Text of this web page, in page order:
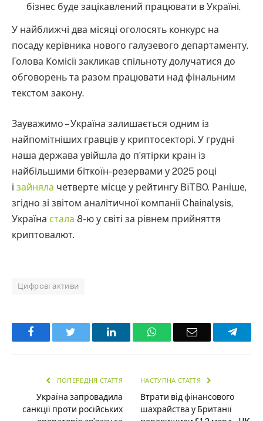
бізнес буде зацікавлений працювати в Україні.
У найближчі два місяці оголосять конкурс на
посаду керівника нового галузевого департаменту.
Голова Комісії закликав спільноту долучатися до
обговорень та разом працювати над фінальним
текстом закону.
Зауважимо – Україна залишається одним із
найпомітніших гравців у криптосекторі. У грудні
наша держава увійшла до п’ятірки країн із
найбільшими біткоїн-резервами у 2025 році
і зайняла четверте місце у рейтингу BiTBO. Раніше,
згідно зі звітом аналітичної компанії Chainalysis,
Україна стала 8-ю у світі за рівнем прийняття
криптовалют.
Цифрові активи
Facebook LinkedInWhatsAppEmail
ПОПЕРЕДНЯ СТАТТЯ
Україна запровадила
санкції проти російських
НАСТУПНА СТАТТЯ
Втрати від фінансового
шахрайства у Британії